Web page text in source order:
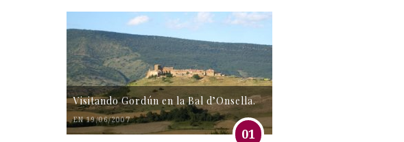
Visitando Gordún en la Bal d’Onsella.
EN 19/06/2007
01